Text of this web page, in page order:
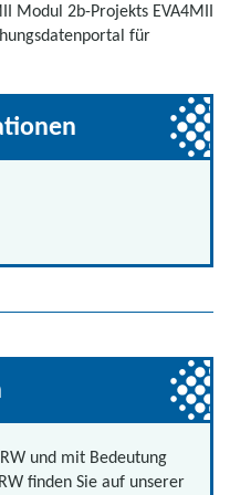
Modul 2b-Projekts EVA4MII
für
und mit Bedeutung
finden Sie auf unserer